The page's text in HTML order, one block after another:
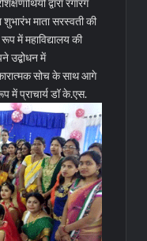
शुभारंभ माता सरस्वती की
में महाविद्यालय की
उद्बोधन में
सोच के साथ आगे
में प्राचार्य डॉ के.एस.